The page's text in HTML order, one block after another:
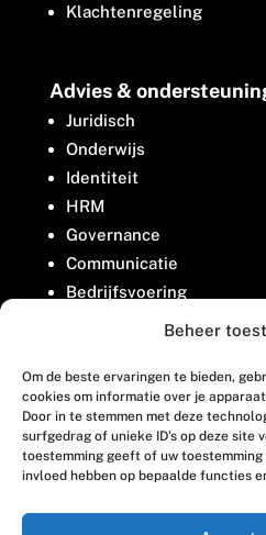
Beheer
Om de beste ervaringen te bieden,
cookies om informatie over je
Door in te stemmen met deze
surfgedrag of unieke ID's op deze site
toestemming geeft of uw
invloed hebben op bepaalde functies
Klachtenregeling
Advies &
Juridisch
Onderwijs
Identiteit
HRM
Governance
Communicatie
Bedrijfsvoering
Belangenbehartiging
Contact
Houttuinlaan 8
3447 GM Woerden